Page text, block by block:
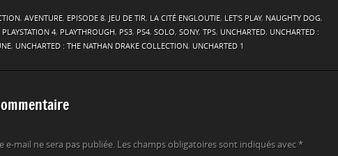
, AVENTURE, EPISODE 8, JEU DE TIR, LA CITÉ ENGLOUTIE, LET'S PLAY, NAUGHTY DOG,
PLAYSTATION 4, PLAYTHROUGH, PS3, PS4, SOLO, SONY, TPS, UNCHARTED, UNCHARTED :
, UNCHARTED : THE NATHAN DRAKE COLLECTION, UNCHARTED 1
e-mail ne sera pas publiée. Les champs obligatoires sont indiqués avec *